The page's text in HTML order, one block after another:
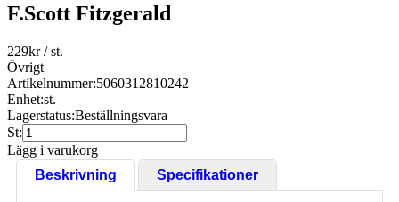
F.Scott Fitzgerald
229kr/ st.
Övrigt
Artikelnummer:5060312810242
Enhet:st.
Lagerstatus:Beställningsvara
St:
Lägg i varukorg
Beskrivning
Specifikationer